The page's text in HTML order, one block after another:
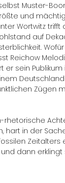
Muster-
und
Wortwitz trifft
auf
Reichow
er sein
Zügen
rhetorische
hart in der
Zeitalters
dann